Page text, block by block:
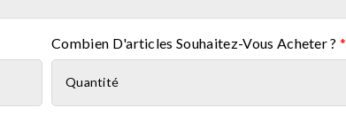
Combien D'articles Souhaitez-Vous Acheter ?*